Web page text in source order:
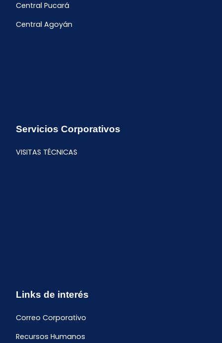
Central Pucará
Central Agoyán
Servicios Corporativos
VISITAS TÉCNICAS
Links de interés
Correo Corporativo
Recursos Humanos